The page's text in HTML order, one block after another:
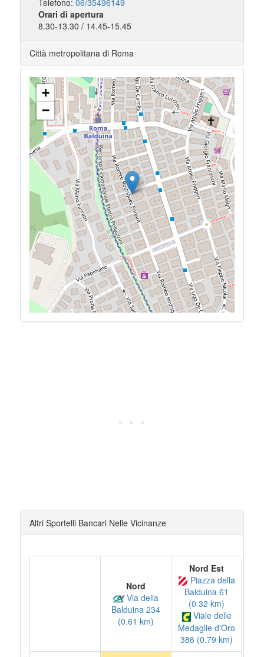
Telefono: 06/35496149
Orari di apertura
8.30-13.30 / 14.45-15.45
Città metropolitana di Roma
+
−
Altri Sportelli Bancari Nelle Vicinanze
Nord
Via della
Balduina 234
(0.61 km)
Nord Est
Piazza della
Balduina 61
(0.32 km)
Viale delle
Medaglie d'Oro
386 (0.79 km)